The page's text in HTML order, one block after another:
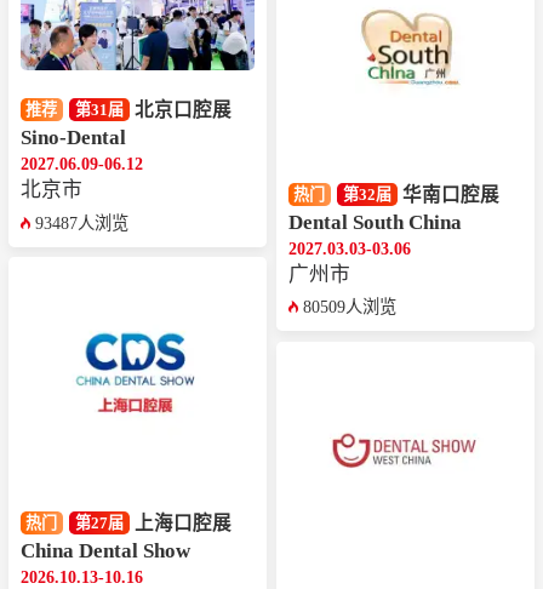
推荐 第31届 北京口腔展
Sino-Dental
2027.06.09-06.12
北京市
93487人浏览
热门 第27届 上海口腔展
China Dental Show
2026.10.13-10.16
热门 第32届 华南口腔展
Dental South China
2027.03.03-03.06
广州市
80509人浏览